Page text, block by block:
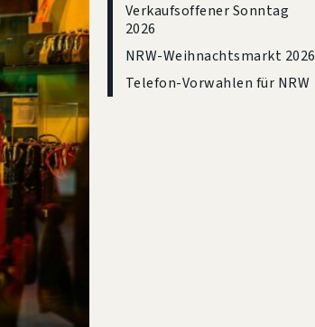
Verkaufsoffener Sonntag
2026
NRW-Weihnachtsmarkt 2026
Telefon-Vorwahlen für NRW